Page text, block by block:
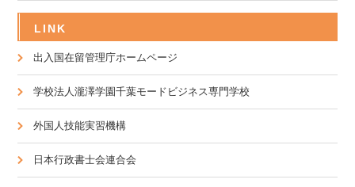
LINK
出入国在留管理庁ホームページ
学校法人瀧澤学園千葉モードビジネス専門学校
外国人技能実習機構
日本行政書士会連合会